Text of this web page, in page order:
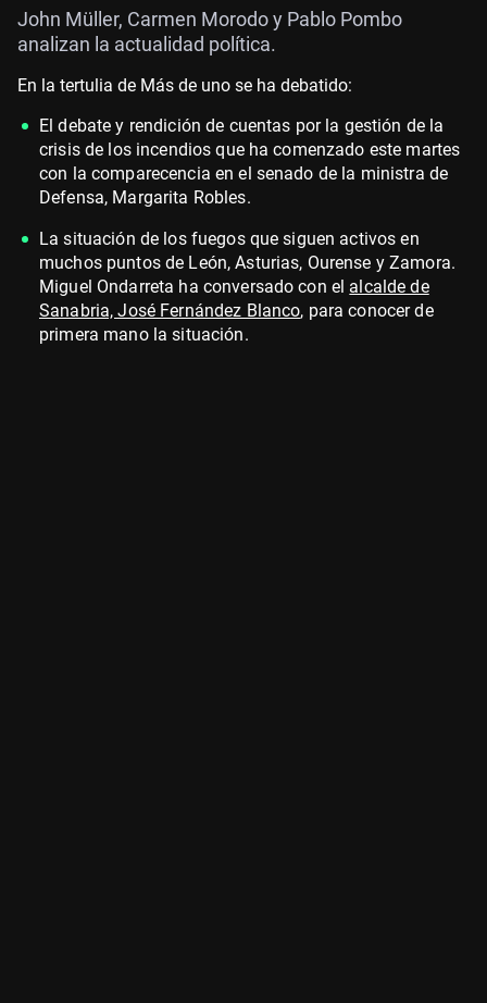
John Müller, Carmen Morodo y Pablo Pombo
analizan la actualidad política.
En la tertulia de Más de uno se ha debatido:
El debate y rendición de cuentas por la gestión de la
crisis de los incendios que ha comenzado este martes
con la comparecencia en el senado de la ministra de
Defensa, Margarita Robles.
La situación de los fuegos que siguen activos en
muchos puntos de León, Asturias, Ourense y Zamora.
Miguel Ondarreta ha conversado con el alcalde de
Sanabria, José Fernández Blanco, para conocer de
primera mano la situación.